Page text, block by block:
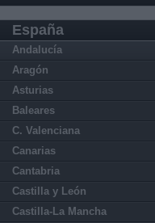
España
Andalucía
Aragón
Asturias
Baleares
C. Valenciana
Canarias
Cantabria
Castilla y León
Castilla-La Mancha